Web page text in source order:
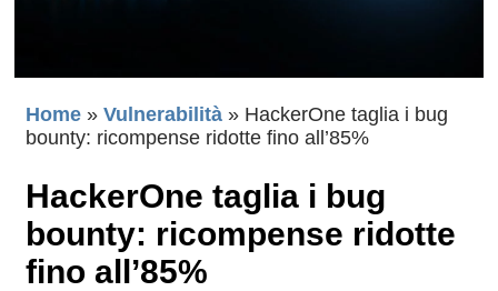
Home » Vulnerabilità » HackerOne taglia i bug
bounty: ricompense ridotte fino all’85%
HackerOne taglia i bug
bounty: ricompense ridotte
fino all’85%